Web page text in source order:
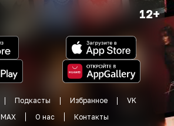
12+
Подкасты Избранное
VK
MAX О нас Контакты